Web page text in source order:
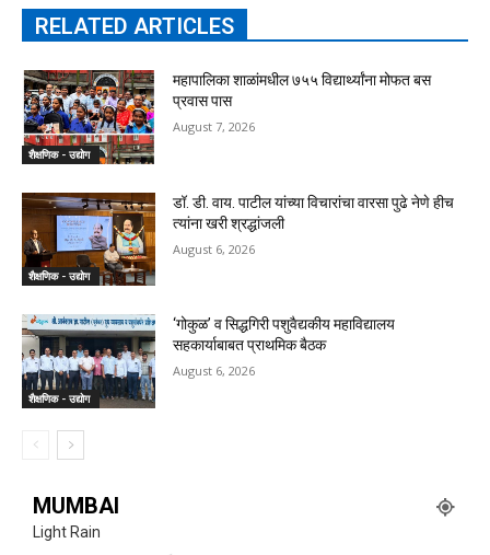
RELATED ARTICLES
शैक्षणिक - उद्योग
महापालिका शाळांमधील ७५५ विद्यार्थ्यांना मोफत बस
प्रवास पास
August 7, 2026
शैक्षणिक - उद्योग
डॉ. डी. वाय. पाटील यांच्या विचारांचा वारसा पुढे नेणे हीच
त्यांना खरी श्रद्धांजली
August 6, 2026
शैक्षणिक - उद्योग
‘गोकुळ’ व सिद्धगिरी पशुवैद्यकीय महाविद्यालय
सहकार्याबाबत प्राथमिक बैठक
August 6, 2026
MUMBAI
Light Rain